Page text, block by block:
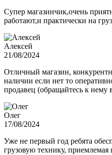
Супер магазинчик,очень
работают,и практически на
Алексей
21/08/2024
Отличный магазин,
наличии если нет то
продавец (обращайтесь к нему
Олег
17/08/2024
Уже не первый год ребята
грузовую технику,